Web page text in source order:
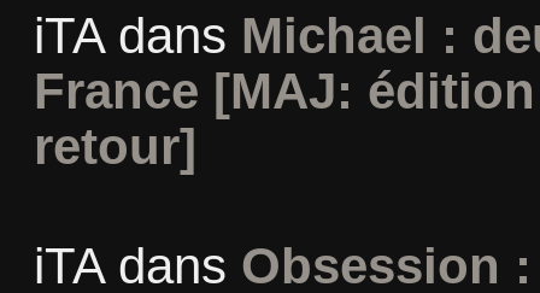
iTAdans Michael :
France [MAJ:
retour]
iTAdans Obsession